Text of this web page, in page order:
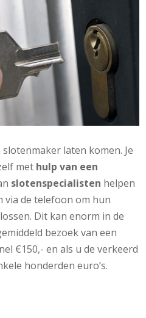
laten komen. Je
met hulp van een
slotenspecialisten helpen
via de telefoon om hun
Dit kan enorm in de
bezoek van een
€150,- en als u de verkeerd
honderden euro’s.